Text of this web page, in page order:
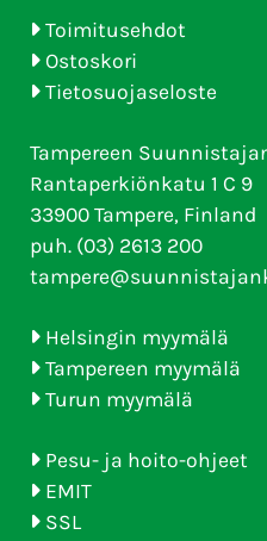
Toimitusehdot
Ostoskori
Tietosuojaseloste
Tampereen
Rantaperkiönkatu 1 C 9
33900 Tampere, Finland
puh. (03) 2613 200
Helsingin myymälä
Tampereen myymälä
Turun myymälä
Pesu- ja hoito-ohjeet
EMIT
SSL